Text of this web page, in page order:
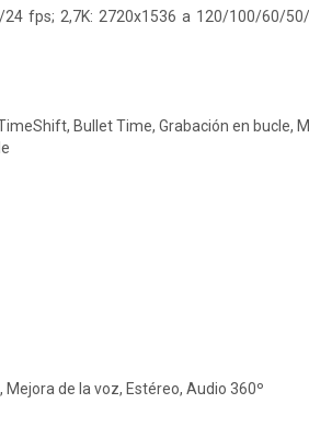
fps; 2,7K: 2720x1536 a 120/100/60/
Bullet Time, Grabación en bucle,
de la voz, Estéreo, Audio 360º